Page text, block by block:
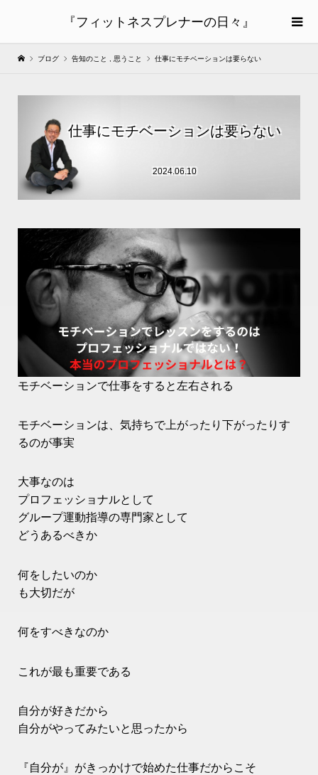
『フィットネスプレナーの日々』
ブログ 告知のこと 思うこと 仕事にモチベーションは要らない
仕事にモチベーションは要らない
2024.06.10
モチベーションで仕事をすると左右される
モチベーションは、気持ちで上がったり下がったりす
るのが事実
大事なのは
プロフェッショナルとして
グループ運動指導の専門家として
どうあるべきか
何をしたいのか
も大切だが
何をすべきなのか
これが最も重要である
自分が好きだから
自分がやってみたいと思ったから
『自分が』がきっかけで始めた仕事だからこそ